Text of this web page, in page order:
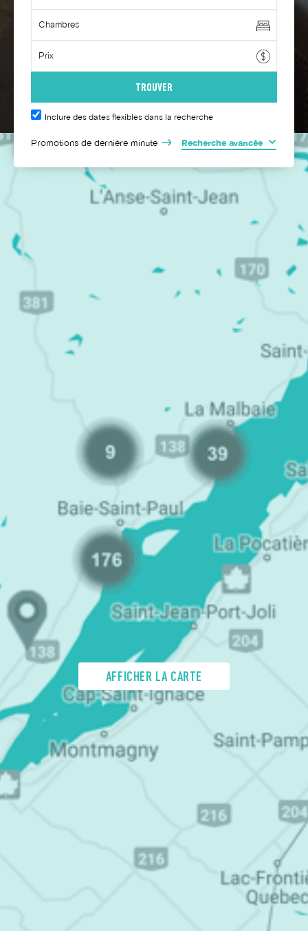
Inclure des dates flexibles dans la recherche
Promotions de dernière minute Recherche avancée
AFFICHER LA CARTE